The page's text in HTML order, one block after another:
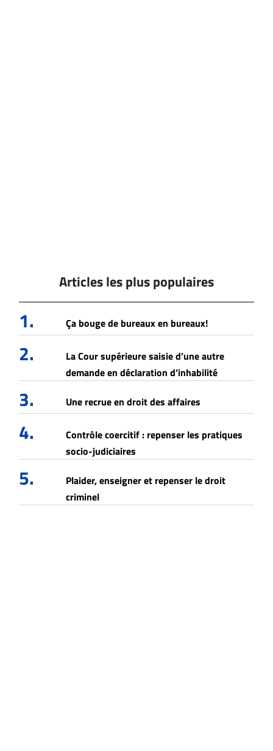
Articles les plus populaires
1. Ça bouge de bureaux en bureaux!
2.
La Cour supérieure saisie d’une autre
demande en déclaration d’inhabilité
3. Une recrue en droit des affaires
4.
Contrôle coercitif : repenser les pratiques
socio-judiciaires
5.
Plaider, enseigner et repenser le droit
criminel